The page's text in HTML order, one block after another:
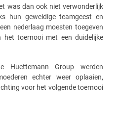
was dan ook niet verwonderlijk
hun geweldige teamgeest en
nederlaag moesten toegeven
toernooi met een duidelijke
Huettemann Group werden
echter weer oplaaien,
voor het volgende toernooi